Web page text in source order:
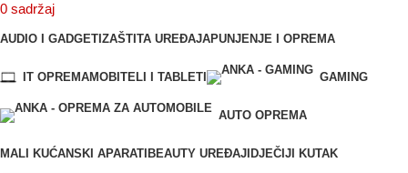
0 sadržaj
AUDIO I GADGETI ZAŠTITA UREĐAJAPUNJENJE I OPREMA
IT OPREMAMOBITELI I TABLETI GAMING
AUTO OPREMA
MALI KUĆANSKI APARATI BEAUTY UREĐAJI DJEČIJI KUTAK